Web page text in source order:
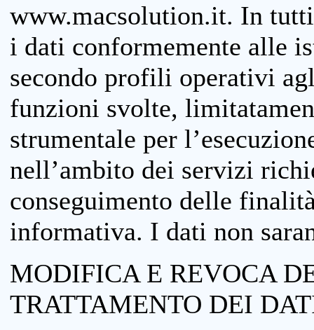
www.macsolution.it. In
i dati conformemente alle
secondo profili operativi
funzioni svolte,
strumentale per
nell’ambito dei servizi
conseguimento delle
informativa. I dati non
MODIFICA E REVOCA
TRATTAMENTO DEI